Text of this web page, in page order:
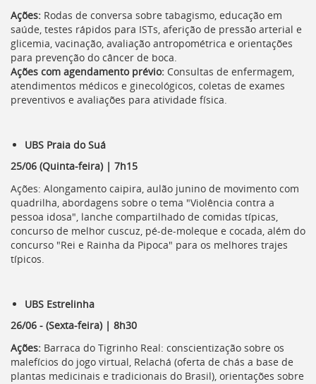
Ações: Rodas de conversa sobre tabagismo, educação em
saúde, testes rápidos para ISTs, aferição de pressão arterial e
glicemia, vacinação, avaliação antropométrica e orientações
para prevenção do câncer de boca.
Ações com agendamento prévio: Consultas de enfermagem,
atendimentos médicos e ginecológicos, coletas de exames
preventivos e avaliações para atividade física.
UBS Praia do Suá
25/06 (Quinta-feira) | 7h15
Ações: Alongamento caipira, aulão junino de movimento com
quadrilha, abordagens sobre o tema "Violência contra a
pessoa idosa", lanche compartilhado de comidas típicas,
concurso de melhor cuscuz, pé-de-moleque e cocada, além do
concurso "Rei e Rainha da Pipoca" para os melhores trajes
típicos.
UBS Estrelinha
26/06 - (Sexta-feira) | 8h30
Ações: Barraca do Tigrinho Real: conscientização sobre os
malefícios do jogo virtual, Relachá (oferta de chás a base de
plantas medicinais e tradicionais do Brasil), orientações sobre